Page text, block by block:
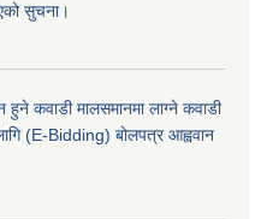
सुचना।
हुने कवाडी मालसमानमा लाग्ने कवाडी
(E-Bidding) बोलपत्र आह्ववान